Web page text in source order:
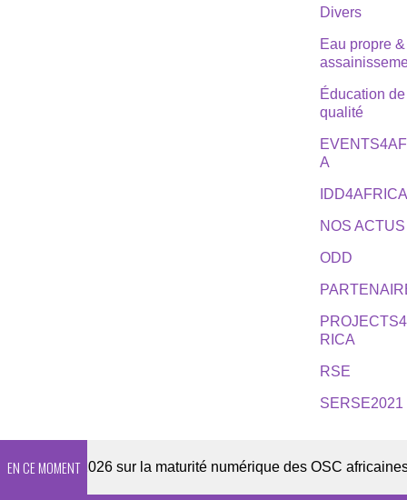
Divers
Eau propre &
Éducation de
qualité
A
NOS ACTUS
ODD
RICA
RSE
SERSE2021
EN CE MOMENT2026 sur la maturité numérique des OSC africaines